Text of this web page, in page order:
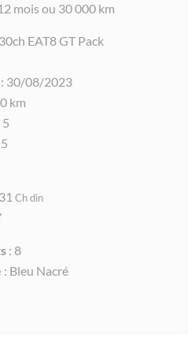
mois ou 30 000 km
EAT8 GT Pack
: 30/08/2023
km
5
Ch din
: 8
: Bleu Nacré